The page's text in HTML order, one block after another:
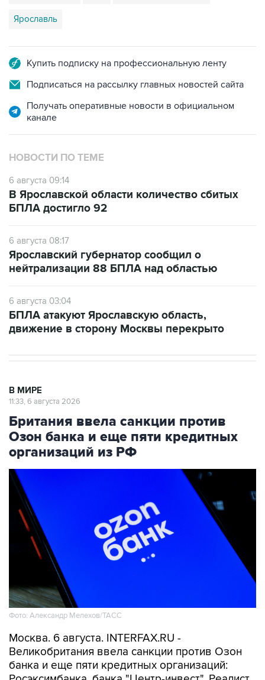
Ярославль
Купить подписку на профессиональную ленту
Подписаться на рассылку главных новостей сайта
Получать оперативные новости в официальном
канале
НОВОСТИ ПО ТЕМЕ
6 августа 09:14
В Ярославской области количество сбитых
БПЛА достигло 92
6 августа 08:17
Ярославский губернатор сообщил о
нейтрализации 88 БПЛА над областью
6 августа 03:04
БПЛА атакуют Ярославскую область,
движение в сторону Москвы перекрыто
В МИРЕ
11:33, 6 августа 2026
Британия ввела санкции против
Озон банка и еще пяти кредитных
организаций из РФ
Фото: Александр Мелехов/ТАСС
Москва. 6 августа. INTERFAX.RU -
Великобритания ввела санкции против Озон
банка и еще пяти кредитных организаций: